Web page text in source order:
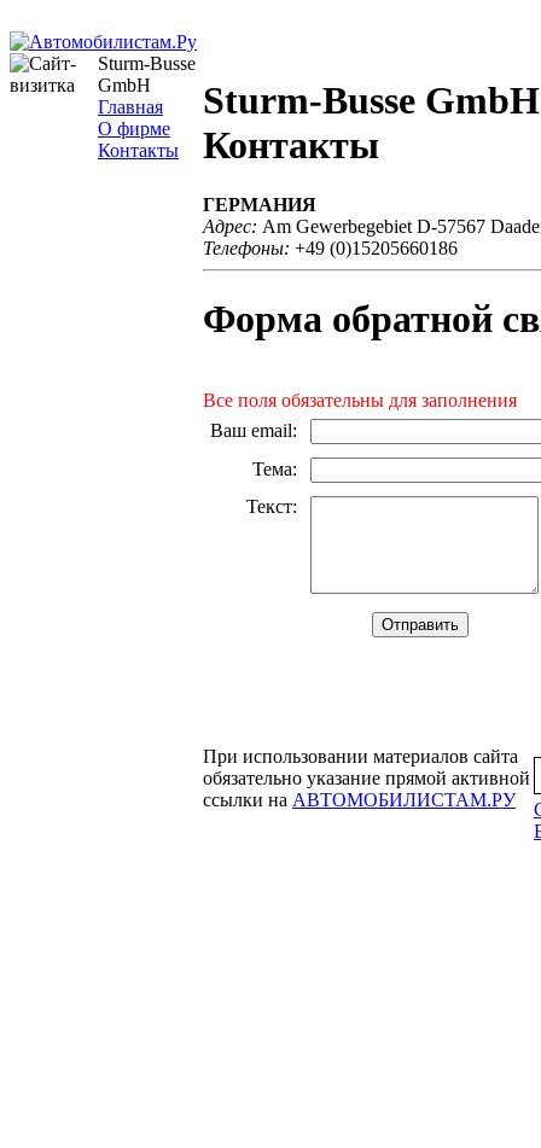
Sturm-Busse
GmbH
Главная
О фирме
Контакты
Sturm-Busse
Контакты
ГЕРМАНИЯ
Адрес: Am Gewerbegebiet D-57567
Телефоны: +49 (0)15205660186
Форма обратной
Все поля обязательны для заполнения
Ваш email:
Тема:
Текст:
При использовании материалов сайта
обязательно указание прямой активной
ссылки на АВТОМОБИЛИСТАМ.РУ